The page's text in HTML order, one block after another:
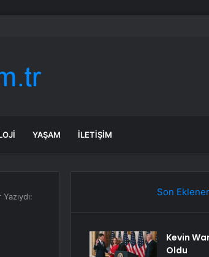
YAŞAM İLETIŞIM
Son
Kevin
Oldu